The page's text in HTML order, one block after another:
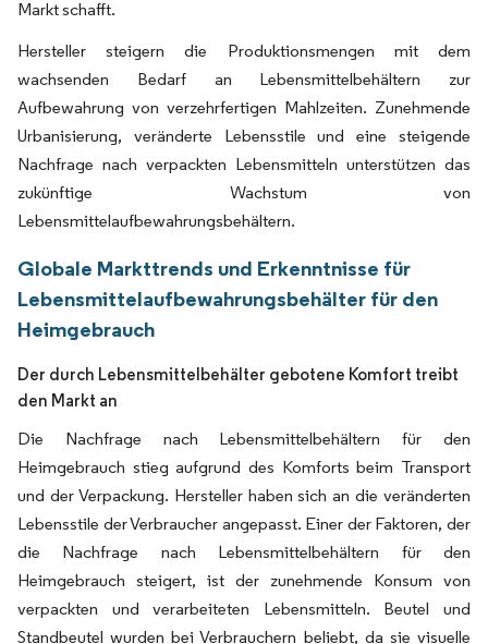
Markt schafft.
Hersteller steigern die Produktionsmengen mit dem
wachsenden Bedarf an Lebensmittelbehältern zur
Aufbewahrung von verzehrfertigen Mahlzeiten. Zunehmende
Urbanisierung, veränderte Lebensstile und eine steigende
Nachfrage nach verpackten Lebensmitteln unterstützen das
zukünftige Wachstum von
Lebensmittelaufbewahrungsbehältern.
Globale Markttrends und Erkenntnisse für
Lebensmittelaufbewahrungsbehälter für den
Heimgebrauch
Der durch Lebensmittelbehälter gebotene Komfort treibt
den Markt an
Die Nachfrage nach Lebensmittelbehältern für den
Heimgebrauch stieg aufgrund des Komforts beim Transport
und der Verpackung. Hersteller haben sich an die veränderten
Lebensstile der Verbraucher angepasst. Einer der Faktoren, der
die Nachfrage nach Lebensmittelbehältern für den
Heimgebrauch steigert, ist der zunehmende Konsum von
verpackten und verarbeiteten Lebensmitteln. Beutel und
Standbeutel wurden bei Verbrauchern beliebt, da sie visuelle